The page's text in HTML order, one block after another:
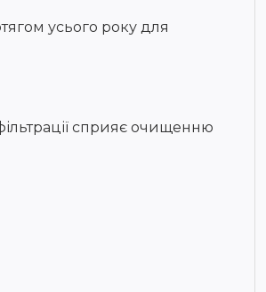
усього року для
сприяє очищенню